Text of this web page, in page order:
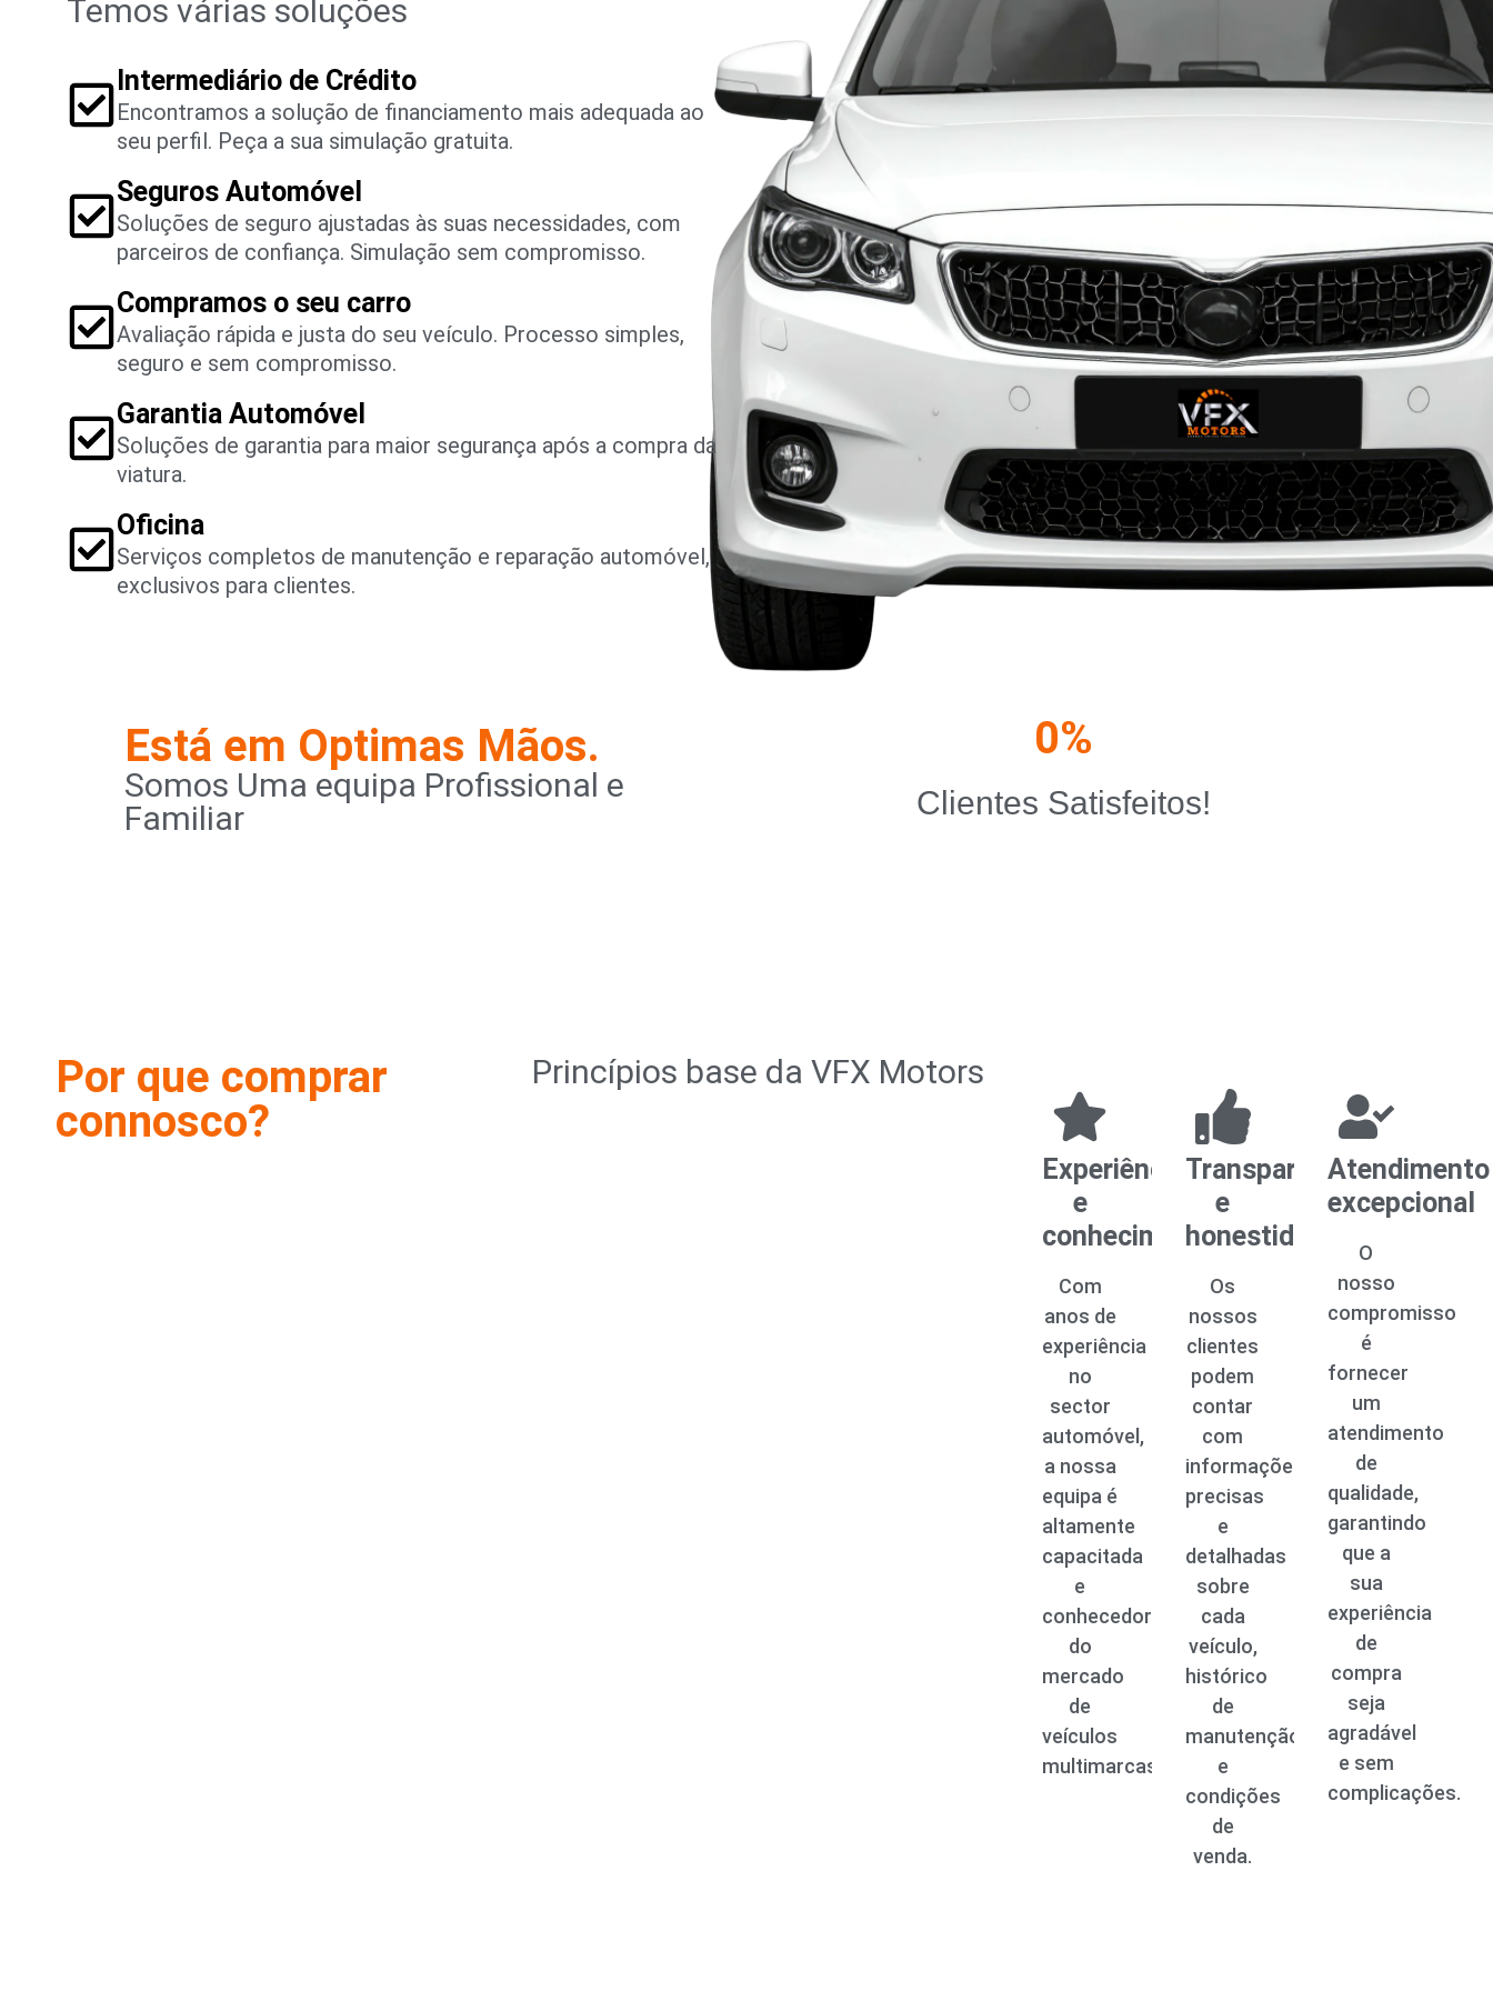
Temos várias soluções
Intermediário de Crédito
Encontramos a solução de financiamento mais adequada ao
seu perfil. Peça a sua simulação gratuita.
Seguros Automóvel
Soluções de seguro ajustadas às suas necessidades, com
parceiros de confiança. Simulação sem compromisso.
Compramos o seu carro
Avaliação rápida e justa do seu veículo. Processo simples,
seguro e sem compromisso.
Garantia Automóvel
Soluções de garantia para maior segurança após a compra da
viatura.
Oficina
Serviços completos de manutenção e reparação automóvel,
exclusivos para clientes.
Está em Optimas Mãos.
Somos Uma equipa Profissional e
Familiar
Clientes Satisfeitos!
0%
Por que comprar
connosco?
Princípios base da VFX Motors
Experiência
e
conhecimento
Com
anos de
experiência
no
sector
automóvel,
a nossa
equipa é
altamente
capacitada
e
conhecedora
do
mercado
de
veículos
multimarcas.
Transparência
e
honestidade
Os
nossos
clientes
podem
contar
com
informações
precisas
e
detalhadas
sobre
cada
veículo,
histórico
de
manutenção
e
condições
de
venda.
Atendimento
excepcional
O
nosso
compromisso
é
fornecer
um
atendimento
de
qualidade,
garantindo
que a
sua
experiência
de
compra
seja
agradável
e sem
complicações.